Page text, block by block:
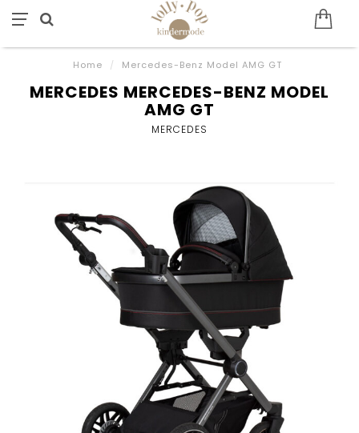
Home / Mercedes-Benz Model AMG GT
MERCEDES MERCEDES-BENZ MODEL
AMG GT
MERCEDES